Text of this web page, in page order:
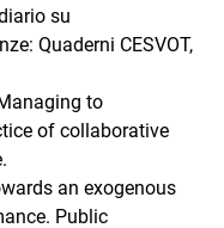
su
Quaderni CESVOT,
to
of collaborative
an exogenous
Public